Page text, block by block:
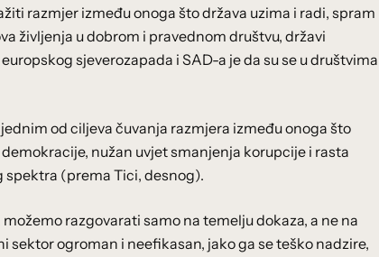
razmjer između onoga što država uzima i radi, spram
življenja u dobrom i pravednom društvu, državi
sjeverozapada i SAD-a je da su se u društvima
od ciljeva čuvanja razmjera između onoga što
nužan uvjet smanjenja korupcije i rasta
(prema Tici, desnog).
razgovarati samo na temelju dokaza, a ne na
ogroman i neefikasan, jako ga se teško nadzire,